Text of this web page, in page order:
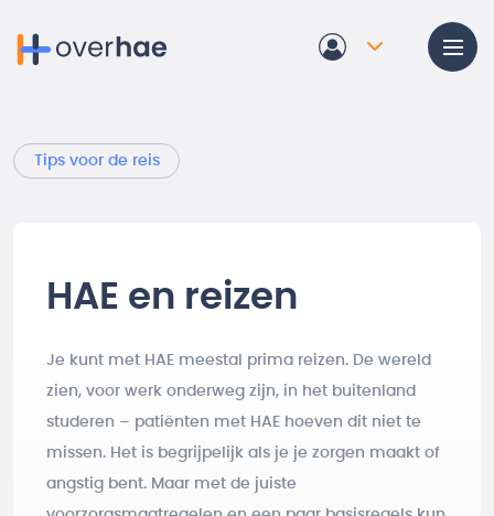
Tips voor de reis
HAE en reizen
Je kunt met HAE meestal prima reizen. De wereld
zien, voor werk onderweg zijn, in het buitenland
studeren – patiënten met HAE hoeven dit niet te
missen. Het is begrijpelijk als je je zorgen maakt of
angstig bent. Maar met de juiste